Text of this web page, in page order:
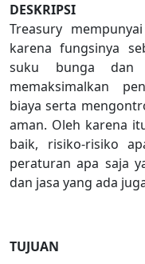
DESKRIPSI
Treasury
karena fungsinya
suku bunga dan
memaksimalkan
biaya serta
aman. Oleh karena
baik, risiko-risiko
peraturan apa saja
dan jasa yang ada
TUJUAN